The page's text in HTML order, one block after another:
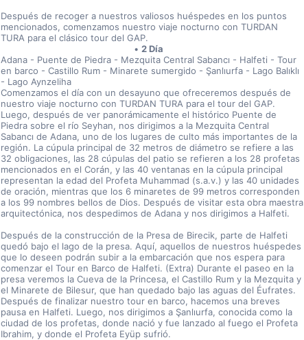
Después de recoger a nuestros valiosos huéspedes en los puntos
mencionados, comenzamos nuestro viaje nocturno con TURDAN
TURA para el clásico tour del GAP.
2 Día
Adana - Puente de Piedra - Mezquita Central Sabancı - Halfeti - Tour
en barco - Castillo Rum - Minarete sumergido - Şanlıurfa - Lago Balıklı
- Lago Aynzeliha
Comenzamos el día con un desayuno que ofreceremos después de
nuestro viaje nocturno con TURDAN TURA para el tour del GAP.
Luego, después de ver panorámicamente el histórico Puente de
Piedra sobre el río Seyhan, nos dirigimos a la Mezquita Central
Sabancı de Adana, uno de los lugares de culto más importantes de la
región. La cúpula principal de 32 metros de diámetro se refiere a las
32 obligaciones, las 28 cúpulas del patio se refieren a los 28 profetas
mencionados en el Corán, y las 40 ventanas en la cúpula principal
representan la edad del Profeta Muhammad (s.a.v.) y las 40 unidades
de oración, mientras que los 6 minaretes de 99 metros corresponden
a los 99 nombres bellos de Dios. Después de visitar esta obra maestra
arquitectónica, nos despedimos de Adana y nos dirigimos a Halfeti.
Después de la construcción de la Presa de Birecik, parte de Halfeti
quedó bajo el lago de la presa. Aquí, aquellos de nuestros huéspedes
que lo deseen podrán subir a la embarcación que nos espera para
comenzar el Tour en Barco de Halfeti. (Extra) Durante el paseo en la
presa veremos la Cueva de la Princesa, el Castillo Rum y la Mezquita y
el Minarete de Bilesur, que han quedado bajo las aguas del Éufrates.
Después de finalizar nuestro tour en barco, hacemos una breves
pausa en Halfeti. Luego, nos dirigimos a Şanlıurfa, conocida como la
ciudad de los profetas, donde nació y fue lanzado al fuego el Profeta
Ibrahim, y donde el Profeta Eyüp sufrió.